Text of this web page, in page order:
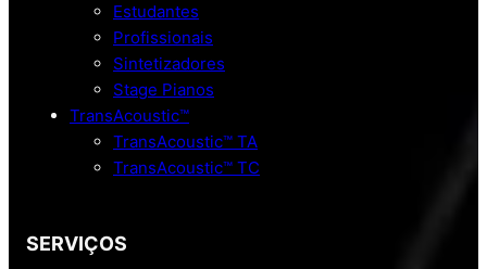
Estudantes
Profissionais
Sintetizadores
Stage Pianos
TransAcoustic™
TransAcoustic™ TA
TransAcoustic™ TC
SERVIÇOS